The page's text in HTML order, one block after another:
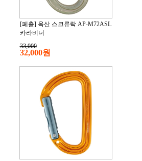
[페츨] 옥산 스크류락 AP-M72ASL
카라비너
33,000
32,000원